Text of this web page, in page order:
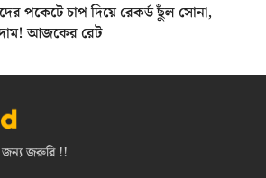
পকেটে চাপ দিয়ে রেকর্ড ছুঁল সোনা,
আজকের রেট
জরুরি !!